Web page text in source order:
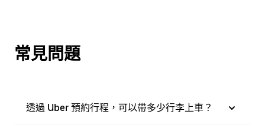
常見問題
透過 Uber 預約行程，可以帶多少行李上車？